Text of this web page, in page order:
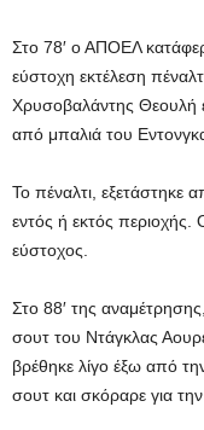
Στο 78′ ο ΑΠΟΕΛ
εύστοχη εκτέλεση
Χρυσοβαλάντης Θεουλή
από μπαλιά του
Το πέναλτι, εξετάστηκε
εντός ή εκτός περιοχής.
εύστοχος.
Στο 88′ της
σουτ του Ντάγκλας
βρέθηκε λίγο έξω από
σουτ και σκόραρε για